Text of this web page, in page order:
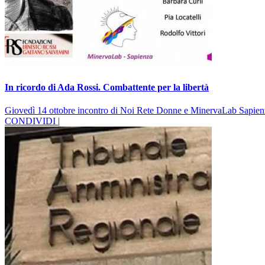
In ricordo di Ada Rossi. Combattente per la libertà
Giovedì 14 ottobre incontro di Noi Rete Donne e MinervaLab
CONDIVIDI |